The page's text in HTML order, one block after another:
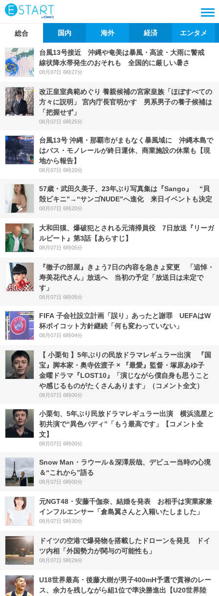
総合 国内 海外 経済 エンタメ
台風13号接近 沖縄や奄美は暴風・高波・大雨に警戒
線状降水帯発生のおそれも 全国的に厳しい暑さ
08月07日 6時27分
改正皇室典範めぐり 養親候補の宮家皇族「ほぼすべての
方々に説明」 宮内庁長官明かす 男系男子の養子候補は
「把握せず」
08月07日 6時25分
台風13号 沖縄・那覇市がまもなく暴風域に 沖縄本島で
はバス・モノレールが終日運休、商業施設の休業も【現
地から報告】
08月07日 6時20分
57歳・武田久美子、23年ぶり写真集は『Sango』 “貝
殻ビキニ”→“サンゴNUDE”へ進化 来日イベントも決定
08月07日 6時20分
大和田獏、爆破犯とされる元清掃員役 7日放送『リーガ
ルビート』第3話【あらすじ】
08月07日 6時05分
『徹子の部屋』きょう7日の内容を急きょ変更 「追悼・
寿美花代さん」放送へ 当初の予定「放送日は未定で
す」
08月07日 6時05分
FIFA 子会社設立計画「誤り」あったと謝罪 UEFAはW
杯ボイコット方針継続「何も変わっていない」
08月07日 6時04分
【 小栗旬 】5年ぶりの民放ドラマレギュラー出演 『国
宝』脚本家・奥寺佐渡子 × 『最愛』監督・塚原あゆ子
金曜ドラマ『LOST10』「演じながら僕自身も思うこと
や感じるものがたくさんあります」（コメント全文）
08月07日 6時00分
小栗旬、5年ぶり民放ドラマレギュラー出演 横浜流星と
初共演で“異色バディ”「もう最高です」【コメント全
文】
08月07日 6時00分
Snow Man・ラウール＆深澤辰哉、デビュー当時の心境
＆“これから”語る
08月07日 6時00分
元NGT48・安藤千伽奈、結婚を発表 お相手は実業家兼
インフルエンサー「倉島翼さんと入籍いたしました」
08月07日 5時30分
ドイツの空港で爆発物を搭載したドローンを発見 ドイ
ツ内相「外国勢力が関与の可能性も」
08月07日 5時29分
U18世界最高・後藤大樹が男子400mH予選で貫禄のレー
ス、余力を残しながら組1位で準決勝進出【U20世界陸